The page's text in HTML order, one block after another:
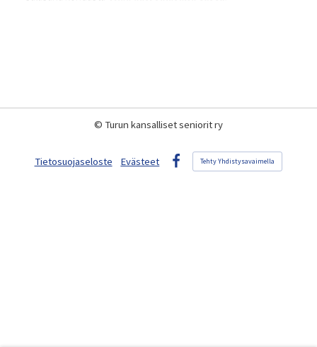
© Turun kansalliset seniorit ry
Tietosuojaseloste
Evästeet
Facebook
Tehty Yhdistysavaimella